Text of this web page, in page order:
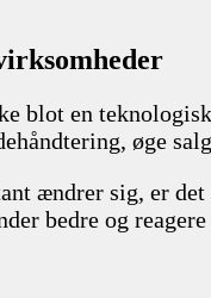
blot en
øge
ændrer sig, er
bedre og